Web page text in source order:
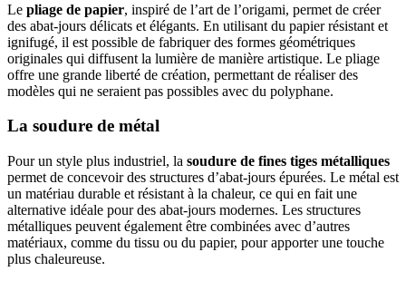
Le pliage de papier, inspiré de l’art de l’origami, permet de créer
des abat-jours délicats et élégants. En utilisant du papier résistant et
ignifugé, il est possible de fabriquer des formes géométriques
originales qui diffusent la lumière de manière artistique. Le pliage
offre une grande liberté de création, permettant de réaliser des
modèles qui ne seraient pas possibles avec du polyphane.
La soudure de métal
Pour un style plus industriel, la soudure de fines tiges métalliques
permet de concevoir des structures d’abat-jours épurées. Le métal est
un matériau durable et résistant à la chaleur, ce qui en fait une
alternative idéale pour des abat-jours modernes. Les structures
métalliques peuvent également être combinées avec d’autres
matériaux, comme du tissu ou du papier, pour apporter une touche
plus chaleureuse.